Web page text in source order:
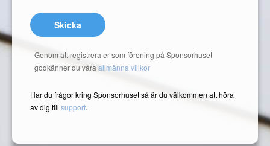
Skicka
Genom att registrera er som förening på Sponsorhuset
godkänner du våra allmänna villkor
Har du frågor kring Sponsorhuset så är du välkommen att höra
av dig till support.